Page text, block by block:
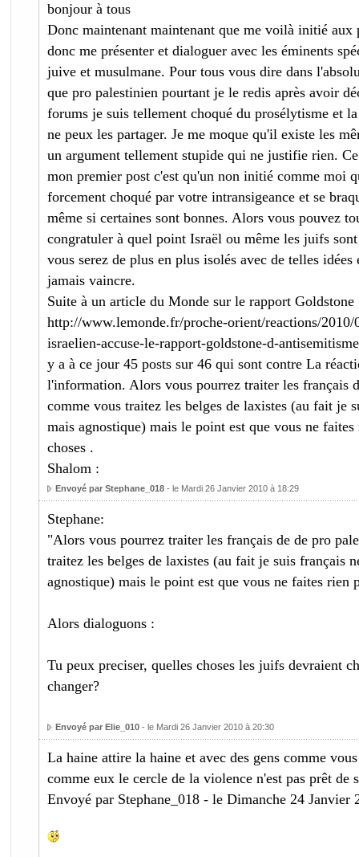
bonjour à tous
Donc maintenant maintenant que me voilà initié aux
donc me présenter et dialoguer avec les éminents
juive et musulmane. Pour tous vous dire dans
que pro palestinien pourtant je le redis après avoir
forums je suis tellement choqué du prosélytisme et
ne peux les partager. Je me moque qu'il existe les
un argument tellement stupide qui ne justifie rien.
mon premier post c'est qu'un non initié comme moi
forcement choqué par votre intransigeance et se
même si certaines sont bonnes. Alors vous pouvez
congratuler à quel point Israël ou même les juifs
vous serez de plus en plus isolés avec de telles idées
jamais vaincre.
Suite à un article du Monde sur le rapport Goldstone
http://www.lemonde.fr/proche-orient/reactions/
israelien-accuse-le-rapport-goldstone-d-
y a à ce jour 45 posts sur 46 qui sont contre La
l'information. Alors vous pourrez traiter les français
comme vous traitez les belges de laxistes (au fait je
mais agnostique) mais le point est que vous ne
choses .
Shalom :
Envoyé par Stephane_018- le Mardi 26 Janvier 2010 à 18:29
Stephane:
"Alors vous pourrez traiter les français de de pro
traitez les belges de laxistes (au fait je suis français
agnostique) mais le point est que vous ne faites rien
Alors dialoguons :
Tu peux preciser, quelles choses les juifs devraient
changer?
Envoyé par Elie_010- le Mardi 26 Janvier 2010 à 20:30
La haine attire la haine et avec des gens comme
comme eux le cercle de la violence n'est pas prêt de
Envoyé par Stephane_018 - le Dimanche 24 Janvier